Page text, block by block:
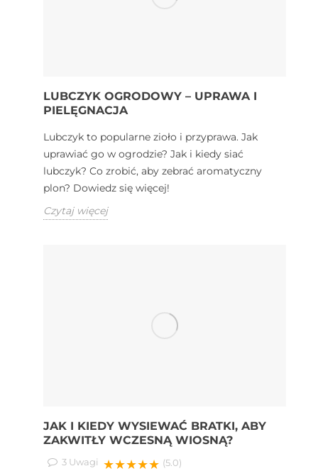
LUBCZYK OGRODOWY – UPRAWA I
PIELĘGNACJA
Lubczyk to popularne zioło i przyprawa. Jak
uprawiać go w ogrodzie? Jak i kiedy siać
lubczyk? Co zrobić, aby zebrać aromatyczny
plon? Dowiedz się więcej!
Czytaj więcej
JAK I KIEDY WYSIEWAĆ BRATKI, ABY
ZAKWITŁY WCZESNĄ WIOSNĄ?
3 Uwagi ★★★★★ (5.0)